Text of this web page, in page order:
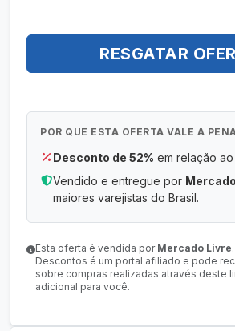
RESGATAR
POR QUE ESTA OFERTA VALE A
Desconto de 52% em relação
Vendido e entregue por
maiores varejistas do Brasil.
Esta oferta é vendida por Mercado Livre
Descontos é um portal afiliado e pode
sobre compras realizadas através deste
adicional para você.